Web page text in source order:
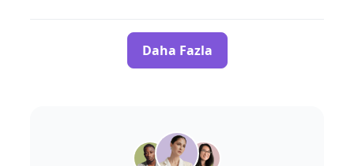
Daha Fazla